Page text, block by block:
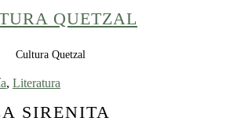
QUETZAL
Cultura Quetzal
, Literatura
SIRENITA